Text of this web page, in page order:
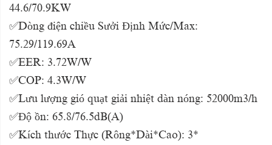
44.6/70.9KW
✅Dòng điện chiều Sưởi Định Mức/Max:
75.29/119.69A
✅EER: 3.72W/W
✅COP: 4.3W/W
✅Lưu lượng gió quạt giải nhiệt dàn nóng: 52000m3/h
✅Độ ồn: 65.8/76.5dB(A)
✅Kích thước Thực (Rông*Dài*Cao): 3*